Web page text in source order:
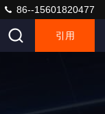
86--15601820477
引用